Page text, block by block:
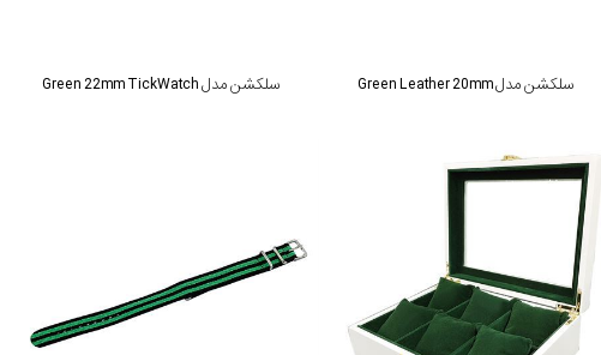
سلکشن مدل Green Leather 20mm سلکشن مدل Green 22mm TickWatch